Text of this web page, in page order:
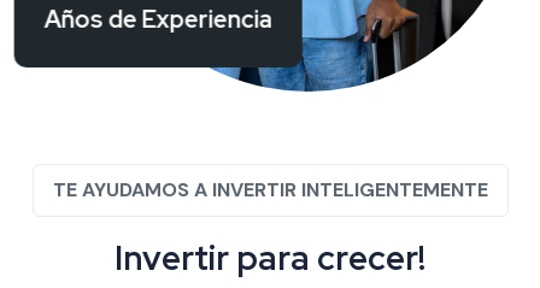
Años de Experiencia
TE AYUDAMOS A INVERTIR INTELIGENTEMENTE
Invertir para crecer!